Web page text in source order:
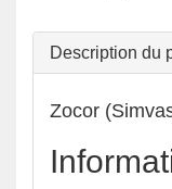
Description du
Zocor